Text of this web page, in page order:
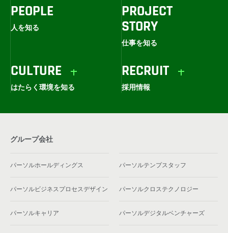
PEOPLE
人を知る
PROJECT
STORY
仕事を知る
CULTURE
はたらく環境を知る
RECRUIT
採用情報
グループ会社
パーソルホールディングス パーソルテンプスタッフ
パーソルビジネスプロセスデザイン パーソルクロステクノロジー
パーソルキャリア パーソルデジタルベンチャーズ